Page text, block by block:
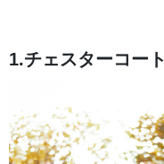
1.チェスターコート